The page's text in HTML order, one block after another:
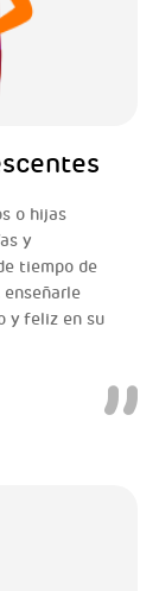
o hijas
y
tiempo de
y feliz en su